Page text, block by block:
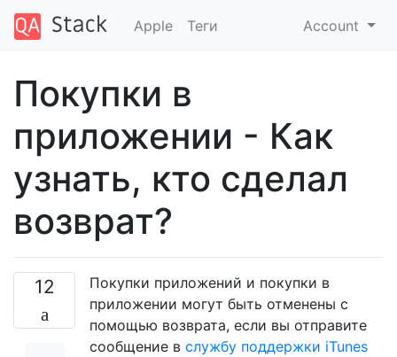
Apple Теги Account
Покупки в
приложении - Как
узнать, кто сделал
возврат?
12
Покупки приложений и покупки в
приложении могут быть отменены с
помощью возврата, если вы отправите
сообщение в службу поддержки iTunes